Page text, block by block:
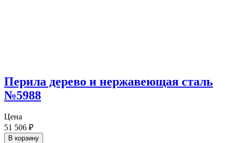
Перила дерево и нержавеющая сталь
№5988
Цена
51 506 ₽
В корзину